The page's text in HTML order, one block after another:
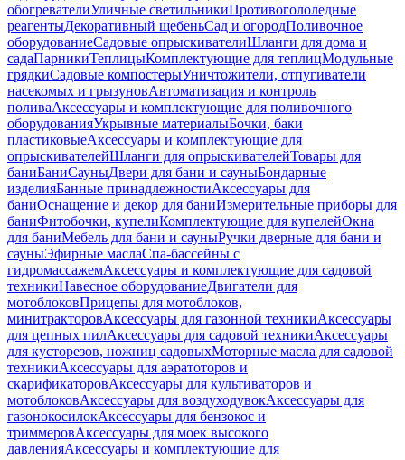
обогревателиУличные светильникиПротивогололедные
реагентыДекоративный щебеньСад и огородПоливочное
оборудованиеСадовые опрыскивателиШланги для дома и
садаПарникиТеплицыКомплектующие для теплицМодульные
грядкиСадовые компостерыУничтожители, отпугиватели
насекомых и грызуновАвтоматизация и контроль
поливаАксессуары и комплектующие для поливочного
оборудованияУкрывные материалыБочки, баки
пластиковыеАксессуары и комплектующие для
опрыскивателейШланги для опрыскивателейТовары для
баниБаниСауныДвери для бани и сауныБондарные
изделияБанные принадлежностиАксессуары для
баниОснащение и декор для баниИзмерительные приборы для
баниФитобочки, купелиКомплектующие для купелейОкна
для баниМебель для бани и сауныРучки дверные для бани и
сауныЭфирные маслаСпа-бассейны с
гидромассажемАксессуары и комплектующие для садовой
техникиНавесное оборудованиеДвигатели для
мотоблоковПрицепы для мотоблоков,
минитракторовАксессуары для газонной техникиАксессуары
для цепных пилАксессуары для садовой техникиАксессуары
для кусторезов, ножниц садовыхМоторные масла для садовой
техникиАксессуары для аэратоторов и
скарификаторовАксессуары для культиваторов и
мотоблоковАксессуары для воздуходувокАксессуары для
газонокосилокАксессуары для бензокос и
триммеровАксессуары для моек высокого
давленияАксессуары и комплектующие для